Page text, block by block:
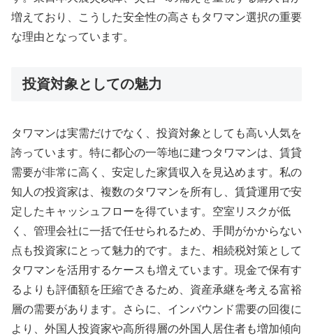
増えており、こうした安全性の高さもタワマン選択の重要
な理由となっています。
投資対象としての魅力
タワマンは実需だけでなく、投資対象としても高い人気を
誇っています。特に都心の一等地に建つタワマンは、賃貸
需要が非常に高く、安定した家賃収入を見込めます。私の
知人の投資家は、複数のタワマンを所有し、賃貸運用で安
定したキャッシュフローを得ています。空室リスクが低
く、管理会社に一括で任せられるため、手間がかからない
点も投資家にとって魅力的です。また、相続税対策として
タワマンを活用するケースも増えています。現金で保有す
るよりも評価額を圧縮できるため、資産承継を考える富裕
層の需要があります。さらに、インバウンド需要の回復に
より、外国人投資家や高所得層の外国人居住者も増加傾向